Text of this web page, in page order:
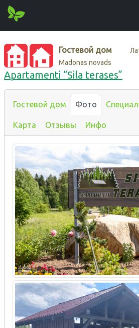
Гостевой дом
Madonas novads
Apartamenti “Sila terases”
Гостевой дом Фото
Карта Отзывы Инфо